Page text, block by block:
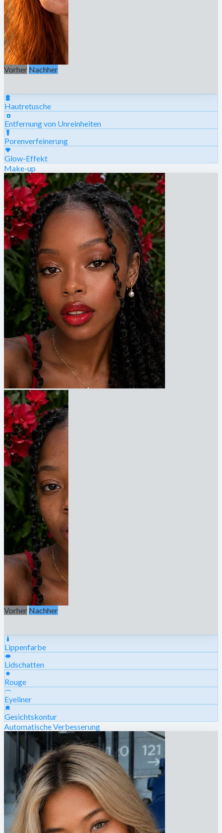
Vorher Nachher
Hautretusche
Entfernung von Unreinheiten
Porenverfeinerung
Glow-Effekt
Make-up
Vorher Nachher
Lippenfarbe
Lidschatten
Rouge
Eyeliner
Gesichtskontur
Automatische Verbesserung